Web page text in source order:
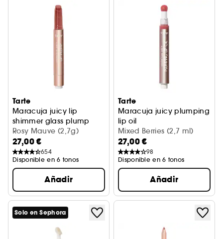
Tarte
Maracuja juicy lip
shimmer glass plump
Gloss voluminizador con brillos
Rosy Mauve (2,7g)
27,00 €
654
Disponible en 6 tonos
Añadir
Tarte
Maracuja juicy plumping
lip oil
Aceite labial voluminizador
Mixed Berries (2,7 ml)
27,00 €
98
Disponible en 6 tonos
Añadir
Solo en Sephora